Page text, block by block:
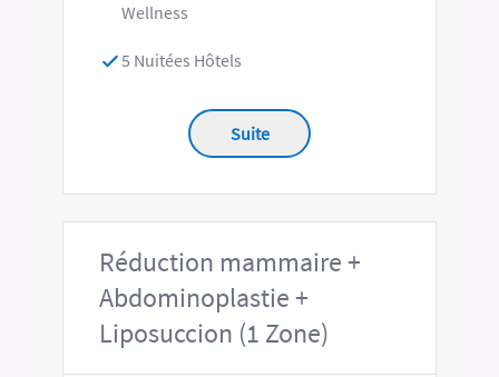
Wellness
5 Nuitées Hôtels
Suite
Réduction mammaire +
Abdominoplastie +
Liposuccion (1 Zone)